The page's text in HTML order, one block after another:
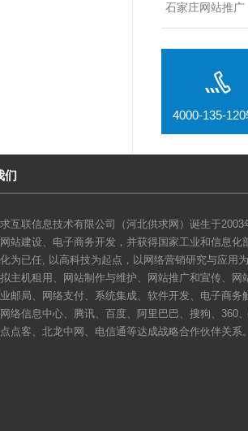
石家庄网站推广
4000-135-120
们
互联信息技术有限公司（河北供求网）诞生于
站建设、电子商务开发，并获得国家工业和信息
为已任, 以高科技为起点，以网络营销研究与应用
主机租用、网站制作与维护、网站推广和宣传、
邮局、网络支付、系统集成、软件开发、电子商
络信息中心、腾讯、百度、阿里巴巴、搜狗、360
点客、北龙中网、电信通等达成战略合作伙伴关系。